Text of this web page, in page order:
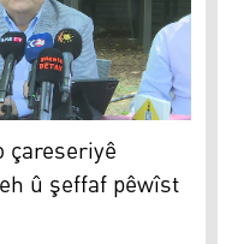
yasayeke
û şeffaf pêwîst